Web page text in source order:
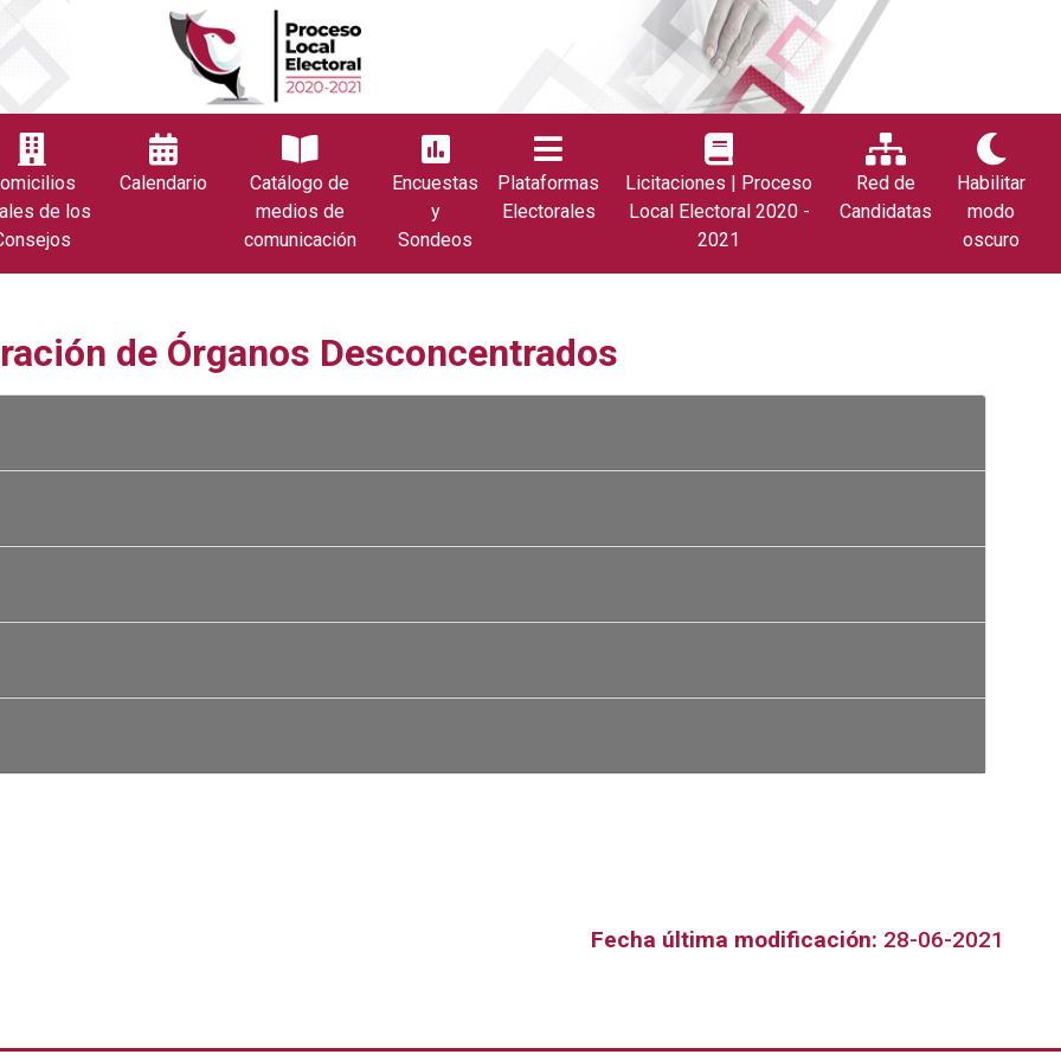
de los
Calendario
Catálogo de
medios de
comunicación
Encuestas
y
Sondeos
Plataformas
Electorales
Licitaciones | Proceso
Local Electoral 2020 -
2021
Red de
Candidatas
Habilitar
modo
oscuro
de Órganos Desconcentrados
Fecha última modificación: 28-06-2021